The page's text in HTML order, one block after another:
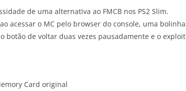
de uma alternativa ao FMCB nos PS2 Slim.
acessar o MC pelo browser do console, uma bolinha
botão de voltar duas vezes pausadamente e o exploit
Card original